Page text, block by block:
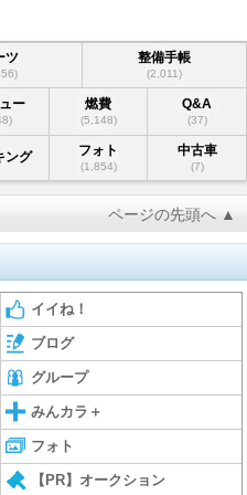
ツ 整備手帳
(2,011)
ー 燃費
(5,148)
Q&A
(37)
ング フォト
(1,854)
中古車
(7)
ページの先頭へ ▲
イイね！
ブログ
グループ
みんカラ＋
フォト
【PR】オークション